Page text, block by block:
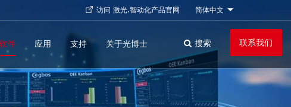
访问 激光.智动化产品官网 简体中文 列出额外的动作
件 应用 支持 关于光博士 搜索 联系我们